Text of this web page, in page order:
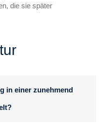
die sie später
in einer zunehmend